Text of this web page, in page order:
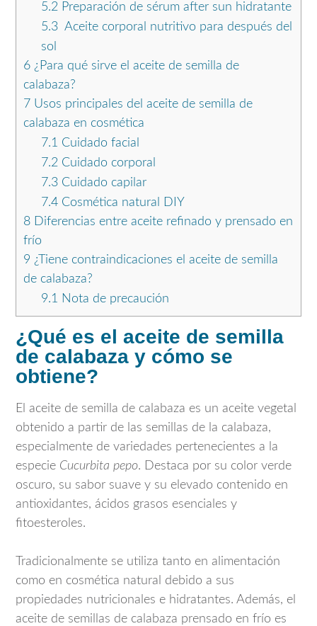
5.2 Preparación de sérum after sun hidratante
5.3Aceite corporal nutritivo para después del
sol
6 ¿Para qué sirve el aceite de semilla de
calabaza?
7 Usos principales del aceite de semilla de
calabaza en cosmética
7.1 Cuidado facial
7.2 Cuidado corporal
7.3Cuidado capilar
7.4Cosmética natural DIY
8 Diferencias entre aceite refinado y prensado en
frío
9 ¿Tiene contraindicaciones el aceite de semilla
de calabaza?
9.1
Nota de precaución
¿Qué es el aceite de semilla
de calabaza y cómo se
obtiene?
El aceite de semilla de calabaza es un aceite vegetal
obtenido a partir de las semillas de la calabaza,
especialmente de variedades pertenecientes a la
especie Cucurbita pepo. Destaca por su color verde
oscuro, su sabor suave y su elevado contenido en
antioxidantes, ácidos grasos esenciales y
fitoesteroles.
Tradicionalmente se utiliza tanto en alimentación
como en cosmética natural debido a sus
propiedades nutricionales e hidratantes. Además, el
aceite de semillas de calabaza prensado en frío es